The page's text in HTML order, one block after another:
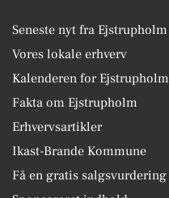
Seneste nyt fra Ejstrupholm
Vores lokale erhverv
Kalenderen for Ejstrupholm
Fakta om Ejstrupholm
Erhvervsartikler
Ikast-Brande Kommune
Få en gratis salgsvurdering